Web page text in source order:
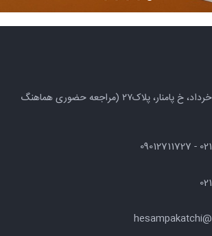
تهران، خ 15 خرداد، خ پامنار، پلاک۲۷ (مراجعه حضوری هماهنگ